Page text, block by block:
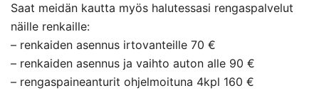
Saat meidän kautta myös halutessasi rengaspalvelut
näille renkaille:
– renkaiden asennus irtovanteille 70 €
– renkaiden asennus ja vaihto auton alle 90 €
– rengaspaineanturit ohjelmoituna 4kpl 160 €